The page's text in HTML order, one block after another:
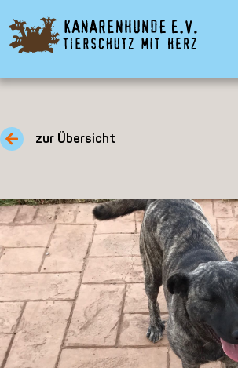
zur Übersicht